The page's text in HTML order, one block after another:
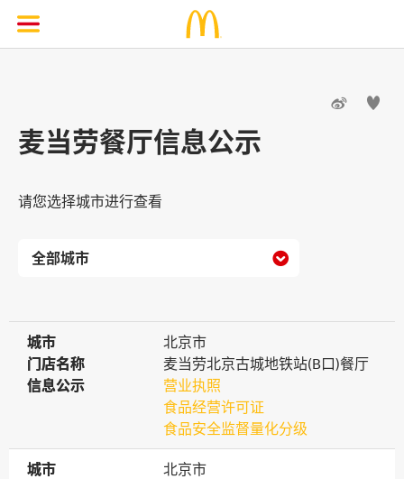
 
麦当劳餐厅信息公示
请您选择城市进行查看

城市
城市
北京市
门店名称
门店名称
麦当劳北京古城地铁站(B口)餐厅
信息公示
信息公示
营业执照
食品经营许可证
食品安全监督量化分级
城市
城市
北京市